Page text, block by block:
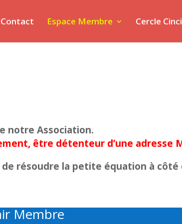
Contact Espace Membre Cercle
notre Association.
être détenteur d’une adresse
de résoudre la petite équation à
Membre